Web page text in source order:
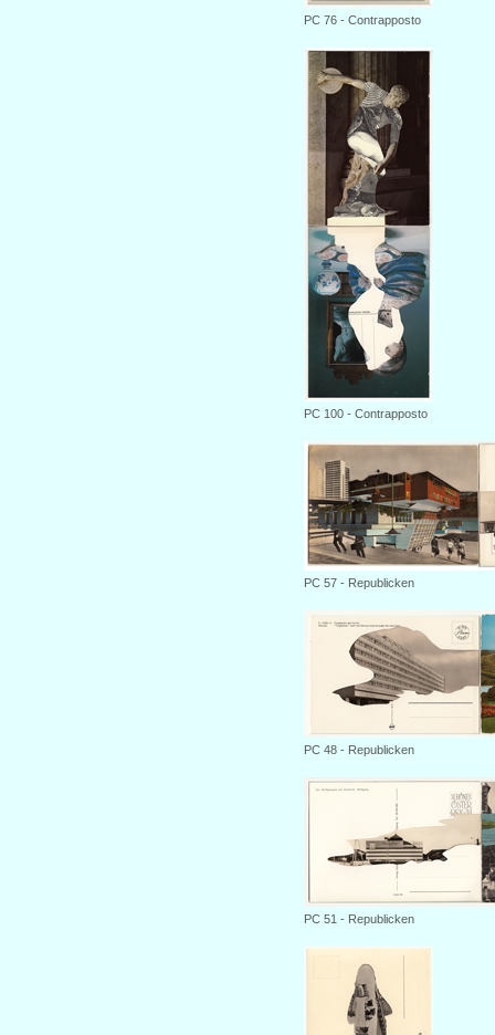
PC 76 - Contrapposto
PC 100 - Contrapposto
PC 57 - Republicken
PC 48 - Republicken
PC 51 - Republicken